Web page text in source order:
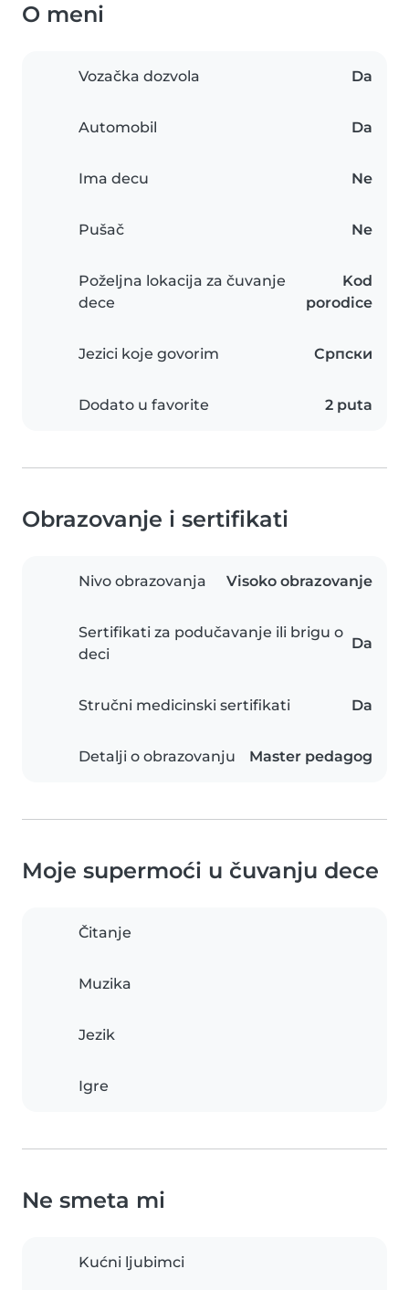
O meni
Vozačka dozvola Da
Automobil Da
Ima decu Ne
Pušač Ne
Poželjna lokacija za čuvanje
dece
Kod
porodice
Jezici koje govorim Српски
Dodato u favorite 2 puta
Obrazovanje i sertifikati
Nivo obrazovanja Visoko obrazovanje
Sertifikati za podučavanje ili brigu o
deci
Da
Stručni medicinski sertifikati Da
Detalji o obrazovanju Master pedagog
Moje supermoći u čuvanju dece
Čitanje
Muzika
Jezik
Igre
Ne smeta mi
Kućni ljubimci